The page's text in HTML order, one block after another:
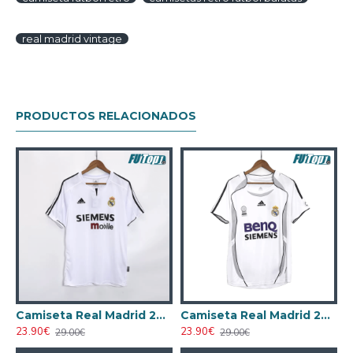
real madrid vintage
PRODUCTOS RELACIONADOS
Camiseta Real Madrid 2003/04 Local Retro Blanco
23.90€ 29.00€
Camiseta Real Madrid 2006/07 Local Retro Blanco
23.90€ 29.00€